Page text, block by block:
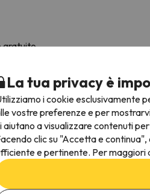
gratuito
ricettiva se offre la possibilità di
Per consultarne le
vicine
La tua privacy è
i cookie esclusivamente
vostre preferenze e per
aiutano a visualizzare contenuti
clic su "Accetta e
e pertinente. Per maggiori